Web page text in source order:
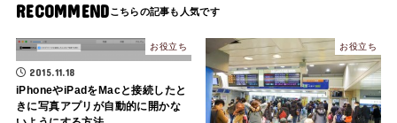
RECOMMEND
お役立ち
2015.11.18
iPhoneやiPadをMacと接続したと
きに写真アプリが自動的に開かな
お役立ち